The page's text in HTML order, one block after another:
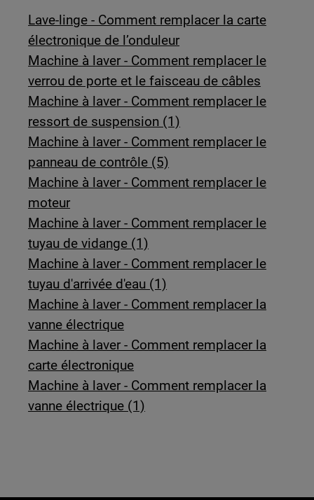
Lave-linge - Comment remplacer la carte
électronique de l’onduleur
Machine à laver - Comment remplacer le
verrou de porte et le faisceau de câbles
Machine à laver - Comment remplacer le
ressort de suspension (1)
Machine à laver - Comment remplacer le
panneau de contrôle (5)
Machine à laver - Comment remplacer le
moteur
Machine à laver - Comment remplacer le
tuyau de vidange (1)
Machine à laver - Comment remplacer le
tuyau d'arrivée d'eau (1)
Machine à laver - Comment remplacer la
vanne électrique
Machine à laver - Comment remplacer la
carte électronique
Machine à laver - Comment remplacer la
vanne électrique (1)